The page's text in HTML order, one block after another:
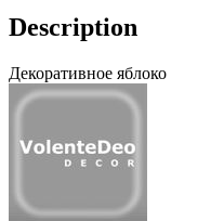
Description
Декоративное яблоко